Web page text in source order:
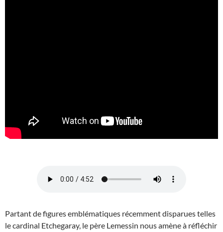
Partant de figures emblématiques récemment disparues telles
le cardinal Etchegaray, le père Lemessin nous amène à réfléchir